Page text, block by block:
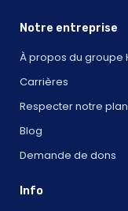
Notre entreprise
À propos du groupe
Carrières
Respecter notre
Blog
Demande de dons
Info